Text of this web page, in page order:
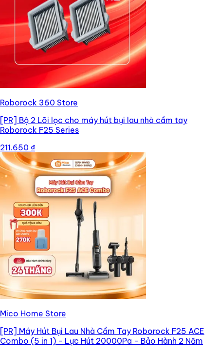
Roborock 360 Store
[PR] Bộ 2 Lõi lọc cho máy hút bụi lau nhà cầm tay
Roborock F25 Series
211.650 ₫
Mico Home Store
[PR] Máy Hút Bụi Lau Nhà Cầm Tay Roborock F25 ACE
Combo (5 in 1) - Lực Hút 20000Pa - Bảo Hành 2 Năm